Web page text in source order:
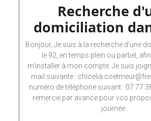
Recherche
domiciliation
Bonjour, Je suis à la recherche d'une
le 92, en temps plein ou partiel,
m'installer à mon compte. Je suis
mail suivante :
numéro de téléphone suivant : 07 77
remercie par avance pour vos
journée.